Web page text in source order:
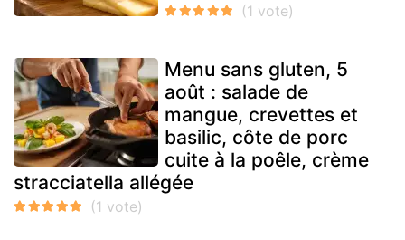
Menu sans gluten, 5
août : salade de
mangue, crevettes et
basilic, côte de porc
cuite à la poêle, crème
stracciatella allégée